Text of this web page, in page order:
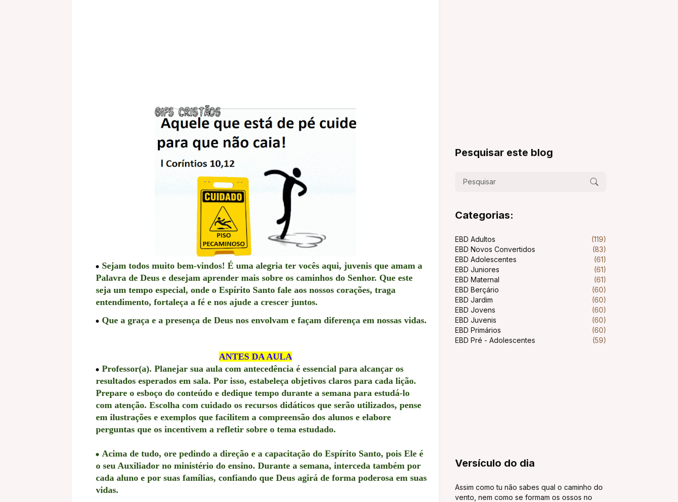
Sejam todos muito bem-vindos! É uma alegria ter vocês aqui, juvenis que amam a
Palavra de Deus e desejam aprender mais sobre os caminhos do Senhor. Que este
seja um tempo especial, onde o Espírito Santo fale aos nossos corações, traga
entendimento, fortaleça a fé e nos ajude a crescer juntos.
Que a graça e a presença de Deus nos envolvam e façam diferença em nossas vidas.
ANTES DA AULA
Professor(a). Planejar sua aula com antecedência é essencial para alcançar os
resultados esperados em sala. Por isso, estabeleça objetivos claros para cada lição.
Prepare o esboço do conteúdo e dedique tempo durante a semana para estudá-lo
com atenção. Escolha com cuidado os recursos didáticos que serão utilizados, pense
em ilustrações e exemplos que facilitem a compreensão dos alunos e elabore
perguntas que os incentivem a refletir sobre o tema estudado.
Acima de tudo, ore pedindo a direção e a capacitação do Espírito Santo, pois Ele é
o seu Auxiliador no ministério do ensino. Durante a semana, interceda também por
cada aluno e por suas famílias, confiando que Deus agirá de forma poderosa em suas
vidas.
Pesquisar este blog
Categorias:
EBD Adultos
(119)
EBD Novos Convertidos
(83)
EBD Adolescentes
(61)
EBD Juniores
(61)
EBD Maternal
(61)
EBD Berçário
(60)
EBD Jardim
(60)
EBD Jovens
(60)
EBD Juvenis
(60)
EBD Primários
(60)
EBD Pré - Adolescentes
(59)
Versículo do dia
Assim como tu não sabes qual o caminho do
vento, nem como se formam os ossos no